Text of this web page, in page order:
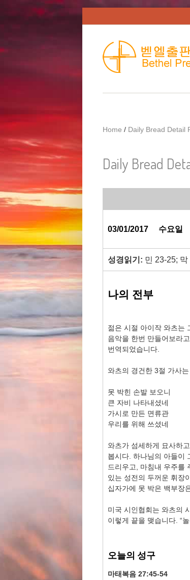
Skip to main content
Home / Daily Bread Detail
Daily Bread
03/01/2017 수요일
성경읽기: 민 23-25;
나의 전부
젊은 시절 아이작 와츠는
음악을 한번 만들어보라
번역되었습니다.
와츠의 경건한 3절 가사
못 박힌 손발 보오니
큰 자비 나타내셨네
가시로 만든 면류관
우리를 위해 쓰셨네
와츠가 섬세하게 묘사하
봅시다. 하나님의 아들이
드리우고, 마침내 우주를
있는 성전의 두꺼운 휘장
십자가에 못 박은 백부장
미국 시인협회는 와츠의
이렇게 끝을 맺습니다. “
오늘의 성구
마태복음 27:45-54